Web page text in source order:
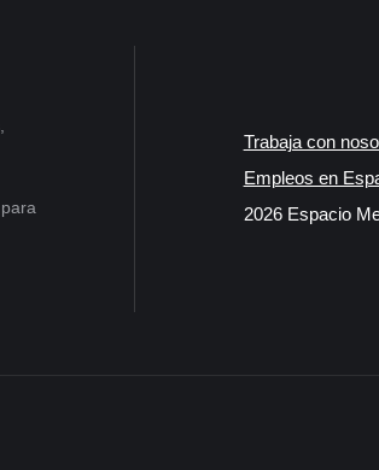
Trabaja con
Empleos en
2026 Espacio